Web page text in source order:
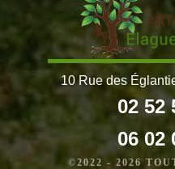
10 Rue des
02 52
06 02
©2022 - 2026